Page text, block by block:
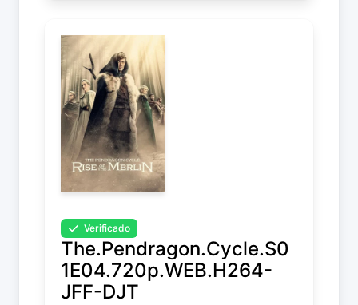
Verificado
The.Pendragon.Cycle.S0
1E04.720p.WEB.H264-
JFF-DJT